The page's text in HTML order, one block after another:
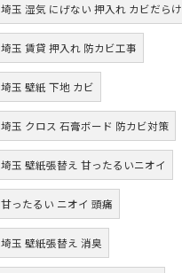
埼玉 湿気 にげない 押入れ カビだらけ
埼玉 賃貸 押入れ 防カビ工事
埼玉 壁紙 下地 カビ
埼玉 クロス 石膏ボード 防カビ対策
埼玉 壁紙張替え 甘ったるいニオイ
甘ったるい ニオイ 頭痛
埼玉 壁紙張替え 消臭